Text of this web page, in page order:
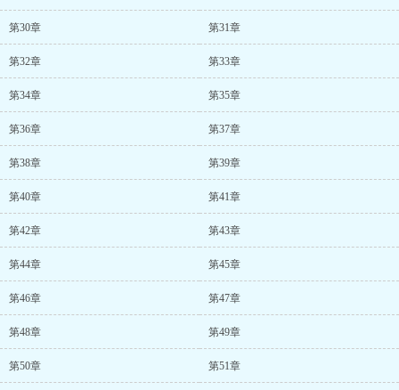
第30章 第31章
第32章 第33章
第34章 第35章
第36章 第37章
第38章 第39章
第40章 第41章
第42章 第43章
第44章 第45章
第46章 第47章
第48章 第49章
第50章 第51章